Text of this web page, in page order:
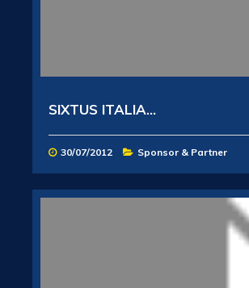
SIXTUS ITALIA...
30/07/2012 Sponsor & Partner